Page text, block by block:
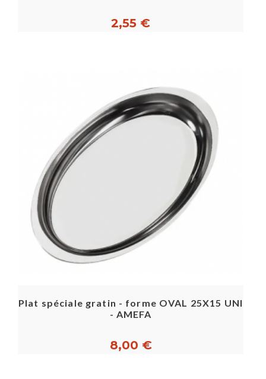
2,55 €
Plat spéciale gratin - forme OVAL 25X15 UNI
- AMEFA
8,00 €